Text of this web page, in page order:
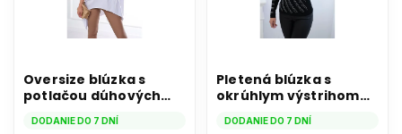
Oversize blúzka s
potlačou dúhových
DODANIE DO 7 DNÍ
Pletená blúzka s
okrúhlym výstrihom
DODANIE DO 7 DNÍ